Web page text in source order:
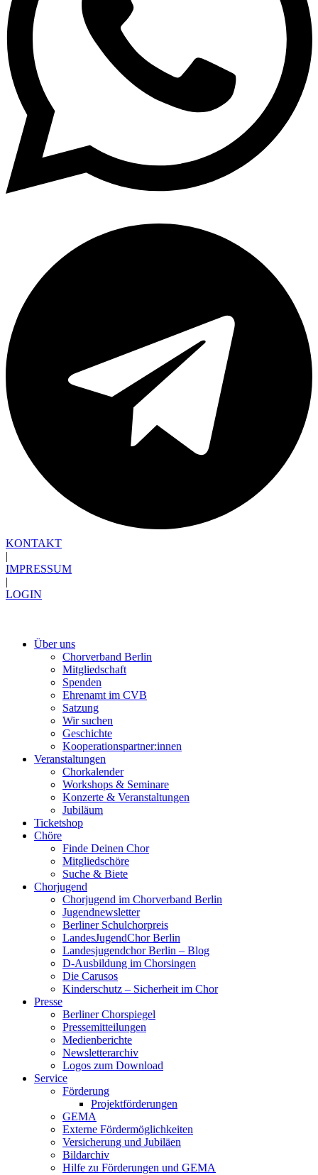
KONTAKT
IMPRESSUM
LOGIN
Über uns
Chorverband Berlin
Mitgliedschaft
Spenden
Ehrenamt im CVB
Satzung
Wir suchen
Geschichte
Kooperationspartner:innen
Veranstaltungen
Chorkalender
Workshops & Seminare
Konzerte & Veranstaltungen
Jubiläum
Ticketshop
Chöre
Finde Deinen Chor
Mitgliedschöre
Suche & Biete
Chorjugend
Chorjugend im Chorverband Berlin
Jugendnewsletter
Berliner Schulchorpreis
LandesJugendChor Berlin
Landesjugendchor Berlin – Blog
D-Ausbildung im Chorsingen
Die Carusos
Kinderschutz – Sicherheit im Chor
Presse
Berliner Chorspiegel
Pressemitteilungen
Medienberichte
Newsletterarchiv
Logos zum Download
Service
Förderung
Projektförderungen
GEMA
Externe Fördermöglichkeiten
Versicherung und Jubiläen
Bildarchiv
Hilfe zu Förderungen und GEMA